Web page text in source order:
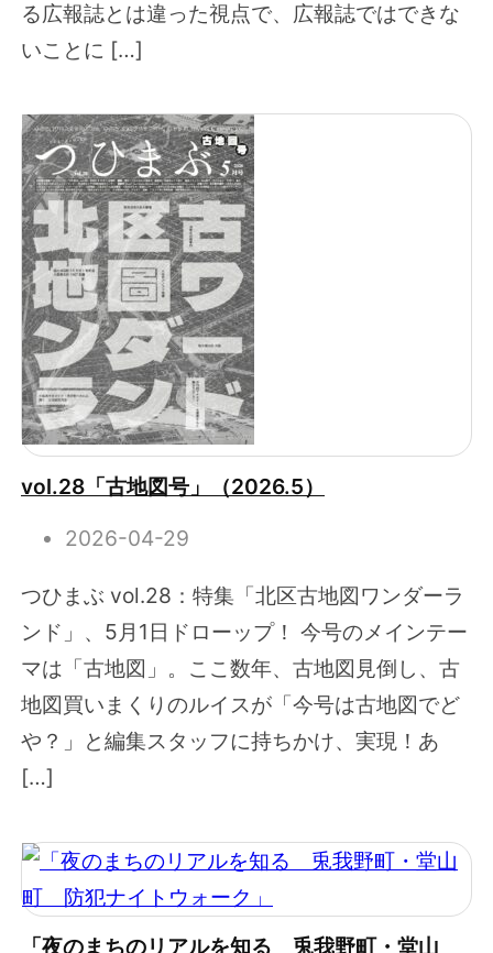
る広報誌とは違った視点で、広報誌ではできな
いことに […]
vol.28「古地図号」（2026.5）
2026-04-29
つひまぶ vol.28：特集「北区古地図ワンダーラ
ンド」、5月1日ドローップ！ 今号のメインテー
マは「古地図」。ここ数年、古地図見倒し、古
地図買いまくりのルイスが「今号は古地図でど
や？」と編集スタッフに持ちかけ、実現！あ
[…]
「夜のまちのリアルを知る 兎我野町・堂山